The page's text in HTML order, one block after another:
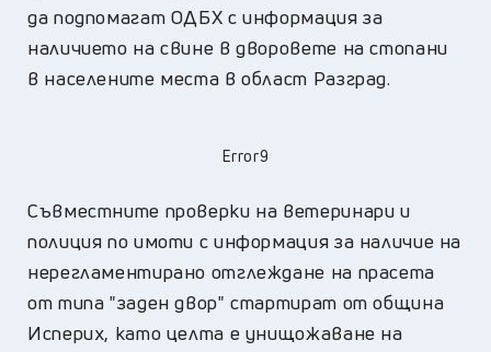
да подпомагат ОДБХ с информация за
наличието на свине в дворовете на стопани
в населените места в област Разград.
Error9
Съвместните проверки на ветеринари и
полиция по имоти с информация за наличие на
нерегламентирано отглеждане на прасета
от типа "заден двор" стартират от община
Исперих, като целта е унищожаване на